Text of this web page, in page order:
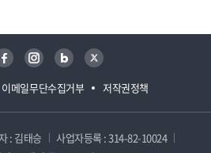
이메일무단수집거부 저작권정책
페이스북 인스타그램 블로그 트위터
: 김태승
사업자등록 : 314-82-10024